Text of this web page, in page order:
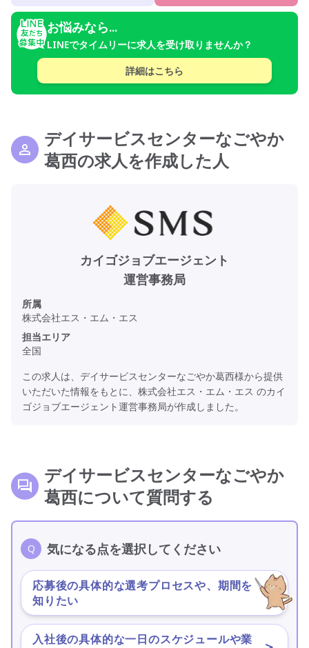
お悩みなら...
LINEでタイムリーに求人を受け取りませんか？
詳細はこちら
デイサービスセンターなごやか
葛西の求人を作成した人
カイゴジョブエージェント
運営事務局
所属
株式会社エス・エム・エス
担当エリア
全国
この求人は、デイサービスセンターなごやか葛西様から提供
いただいた情報をもとに、株式会社エス・エム・エス のカイ
ゴジョブエージェント運営事務局が作成しました。
デイサービスセンターなごやか
葛西について質問する
気になる点を選択してください
応募後の具体的な選考プロセスや、期間を
知りたい
＞
入社後の具体的な一日のスケジュールや業